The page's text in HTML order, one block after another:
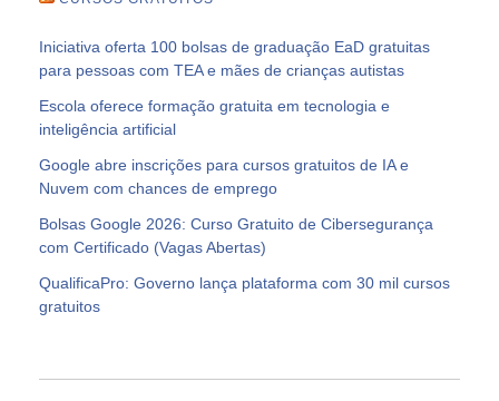
Iniciativa oferta 100 bolsas de graduação EaD gratuitas
para pessoas com TEA e mães de crianças autistas
Escola oferece formação gratuita em tecnologia e
inteligência artificial
Google abre inscrições para cursos gratuitos de IA e
Nuvem com chances de emprego
Bolsas Google 2026: Curso Gratuito de Cibersegurança
com Certificado (Vagas Abertas)
QualificaPro: Governo lança plataforma com 30 mil cursos
gratuitos